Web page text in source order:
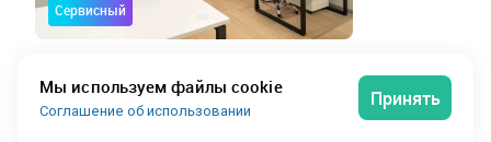
Сервисный
Офис на 7 рабочих мест
Мы используем файлы cookie
Соглашение об использовании
Принять